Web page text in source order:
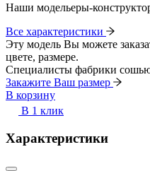
Наши модельеры-
Все характеристики
Эту модель Вы можете
цвете, размере.
Специалисты фабрики
Закажите Ваш размер
В корзину
В 1 клик
Характеристики